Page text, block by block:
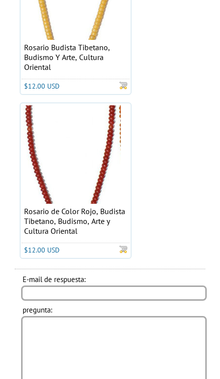
Rosario Budista Tibetano,
Budismo Y Arte, Cultura
Oriental
$12.00 USD
Rosario de Color Rojo, Budista
Tibetano, Budismo, Arte y
Cultura Oriental
$12.00 USD
E-mail de respuesta:
pregunta: